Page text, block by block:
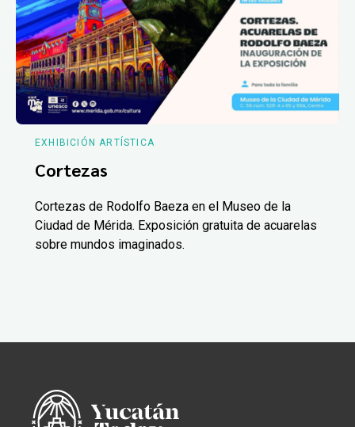
EXHIBICIÓN ARTÍSTICA
Cortezas
Cortezas de Rodolfo Baeza en el Museo de la
Ciudad de Mérida. Exposición gratuita de acuarelas
sobre mundos imaginados.